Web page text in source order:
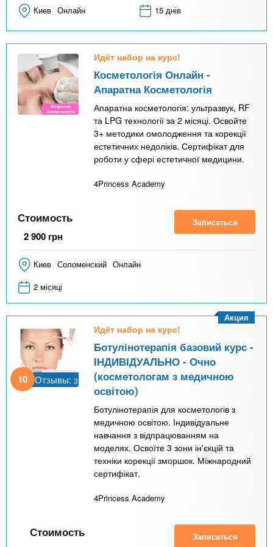
)
Киев Онлайн 15 днів
Идёт набор на курс!
Косметологія Онлайн -
Апаратна Косметологія
Апаратна косметологія: ультразвук, RF
та LPG технології за 2 місяці. Освойте
3+ методики омолодження та корекції
естетичних недоліків. Сертифікат для
роботи у сфері естетичної медицини.
4Princess Academy
Стоимость
2 900 грн
Записаться
Киев Соломенский Онлайн
2 місяці
10 Отзывы: 3
Идёт набор на курс!
Ботулінотерапія базовий курс -
ІНДИВІДУАЛЬНО - Очно
(косметологам з медичною
освітою)
Ботулінотерапія для косметологів з
медичною освітою. Індивідуальне
навчання з відпрацюванням на
моделях. Освоїте 3 зони ін'єкцій та
техніки корекції зморшок. Міжнародний
сертифікат.
4Princess Academy
Акция
Стоимость Записаться